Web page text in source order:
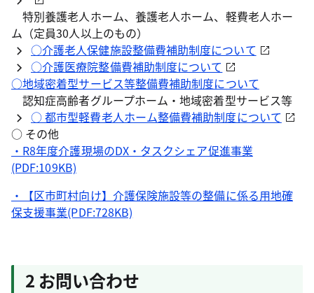
特別養護老人ホーム、養護老人ホーム、軽費老人ホー
ム（定員30人以上のもの）
○介護老人保健施設整備費補助制度について
○介護医療院整備費補助制度について
○地域密着型サービス等整備費補助制度について
認知症高齢者グループホーム・地域密着型サービス等
○ 都市型軽費老人ホーム整備費補助制度について
○ その他
・R8年度介護現場のDX・タスクシェア促進事業
(PDF:109KB)
・【区市町村向け】介護保険施設等の整備に係る用地確
保支援事業(PDF:728KB)
2 お問い合わせ